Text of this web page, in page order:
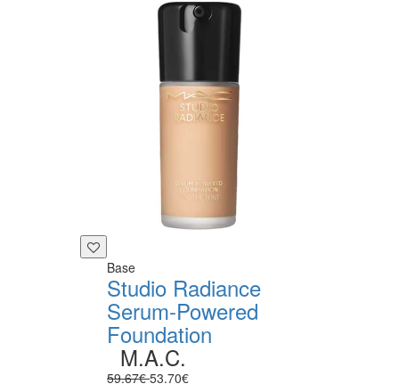
Base
Studio Radiance
Serum-Powered
Foundation
M.A.C.
59.67€53.70€